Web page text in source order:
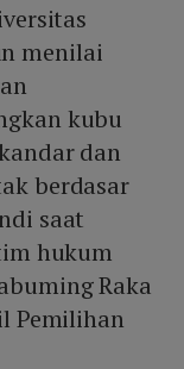
menilai
kubu
dan
berdasar
saat
hukum
Raka
Pemilihan